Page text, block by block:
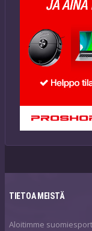
TIETOA MEISTÄ
Aloitimme